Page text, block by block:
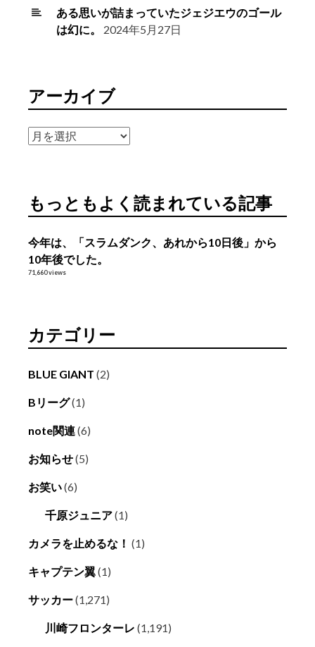
ある思いが詰まっていたジェジエウのゴール
は幻に。
2024年5月27日
アーカイブ
ア
ブ
もっともよく読まれている記事
今年は、「スラムダンク、あれから10日後」から
10年後でした。
71,660 views
カテゴリー
BLUE GIANT (2)
Bリーグ(1)
note関連(6)
お知らせ(5)
お笑い(6)
千原ジュニア(1)
カメラを止めるな！ (1)
キャプテン翼(1)
サッカー(1,271)
川崎フロンターレ (1,191)